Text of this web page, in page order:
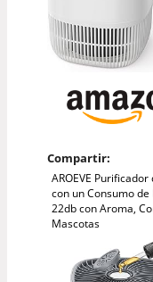
Compartir:
AROEVE
con un Consumo
22db con Aroma,
Mascotas